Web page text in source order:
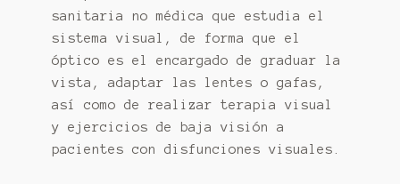
era:
980,00 $.
es:
360,00 $.
sanitaria no médica que estudia el
sistema visual, de forma que el
óptico es el encargado de graduar la
vista, adaptar las lentes o gafas,
así como de realizar terapia visual
y ejercicios de baja visión a
pacientes con disfunciones visuales.